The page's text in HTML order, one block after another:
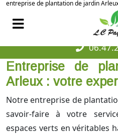
entreprise de plantation de jardin
Entreprise de
Arleux : votre
Notre entreprise de
savoir-faire à votre
espaces verts en véritables